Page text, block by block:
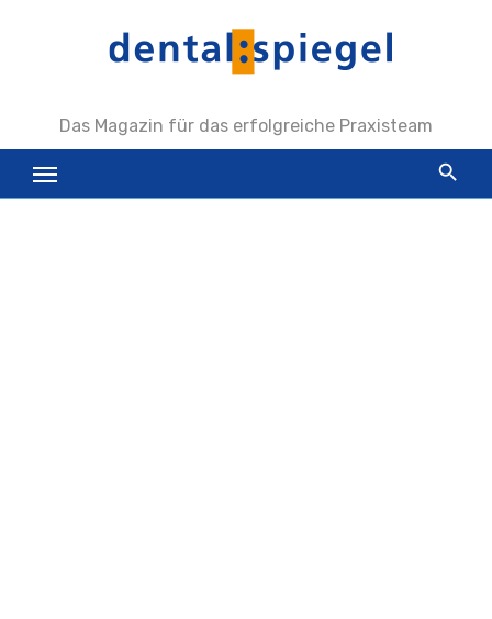
Das Magazin für das erfolgreiche Praxisteam